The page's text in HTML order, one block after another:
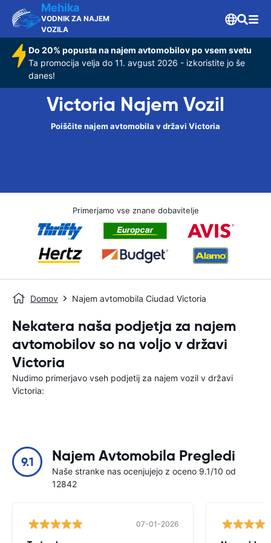
Mehika
VODNIK ZA NAJEM
VOZILA
Do 20% popusta na najem avtomobilov po vsem svetu
Ta promocija velja do 11. avgust 2026 - izkoristite jo še
danes!
Victoria Najem Vozil
Poiščite najem avtomobila v državi Victoria
Primerjamo vse znane dobavitelje
Domov Najem avtomobila Ciudad Victoria
Nekatera naša podjetja za najem
avtomobilov so na voljo v državi
Victoria
Nudimo primerjavo vseh podjetij za najem vozil v državi
Victoria:
9.1 Najem Avtomobila Pregledi
Naše stranke nas ocenjujejo z oceno 9.1/10 od
12842
07-01-2026